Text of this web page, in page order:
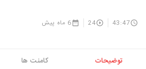
43:47
24 6 ماه پیش
توضیحات کامنت ها